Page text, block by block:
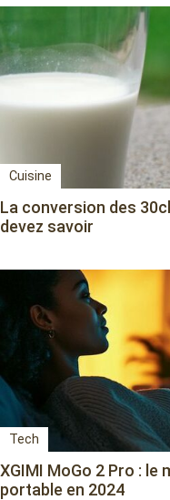
Cuisine
La conversion des
devez savoir
Tech
XGIMI MoGo 2 Pro :
portable en 2024